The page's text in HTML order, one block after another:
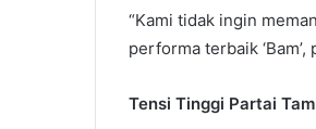
“Kami tidak ingin
performa terbaik
Tensi Tinggi Partai